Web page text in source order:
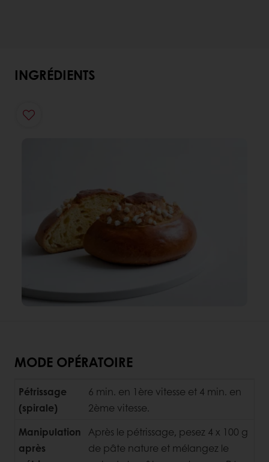
INGRÉDIENTS
MODE OPÉRATOIRE
Pétrissage
(spirale)
6 min. en 1ère vitesse et 4 min. en
2ème vitesse.
Manipulation
après
Après le pétrissage, pesez 4 x 100 g
de pâte nature et mélangez le